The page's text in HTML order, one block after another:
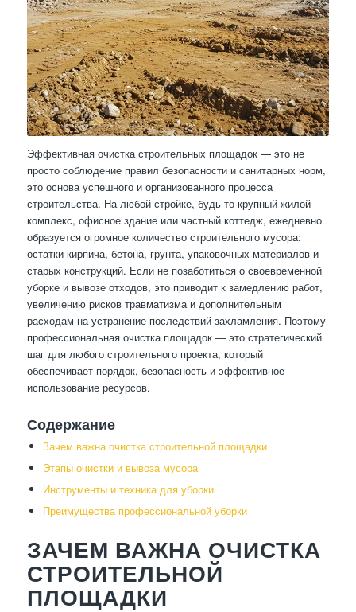
Эффективная очистка строительных площадок — это не
просто соблюдение правил безопасности и санитарных норм,
это основа успешного и организованного процесса
строительства. На любой стройке, будь то крупный жилой
комплекс, офисное здание или частный коттедж, ежедневно
образуется огромное количество строительного мусора:
остатки кирпича, бетона, грунта, упаковочных материалов и
старых конструкций. Если не позаботиться о своевременной
уборке и вывозе отходов, это приводит к замедлению работ,
увеличению рисков травматизма и дополнительным
расходам на устранение последствий захламления. Поэтому
профессиональная очистка площадок — это стратегический
шаг для любого строительного проекта, который
обеспечивает порядок, безопасность и эффективное
использование ресурсов.
Содержание
Зачем важна очистка строительной площадки
Этапы очистки и вывоза мусора
Инструменты и техника для уборки
Преимущества профессиональной уборки
ЗАЧЕМ ВАЖНА ОЧИСТКА
СТРОИТЕЛЬНОЙ
ПЛОЩАДКИ